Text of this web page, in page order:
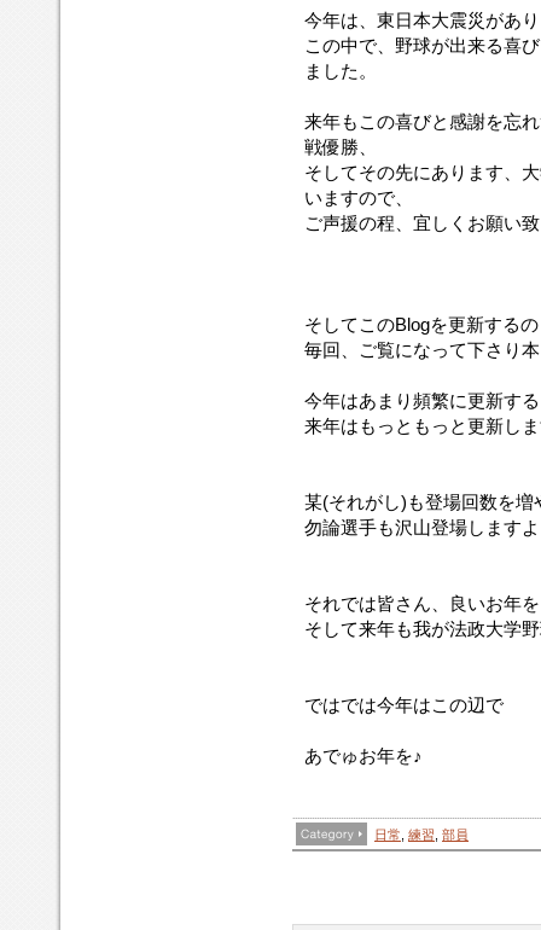
今年は、東日本大震災があ
この中で、野球が出来る喜
ました。
来年もこの喜びと感謝を忘
戦優勝、
そしてその先にあります、
いますので、
ご声援の程、宜しくお願い
そしてこのBlogを更新する
毎回、ご覧になって下さり
今年はあまり頻繁に更新す
来年はもっともっと更新し
某(それがし)も登場回数を増
勿論選手も沢山登場します
それでは皆さん、良いお年
そして来年も我が法政大学
ではでは今年はこの辺で
あでゅお年を♪
日常 練習 部員